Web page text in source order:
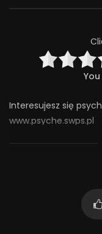
Interesujesz się
www.psyche.swps.pl
https://
– iTunes: https://